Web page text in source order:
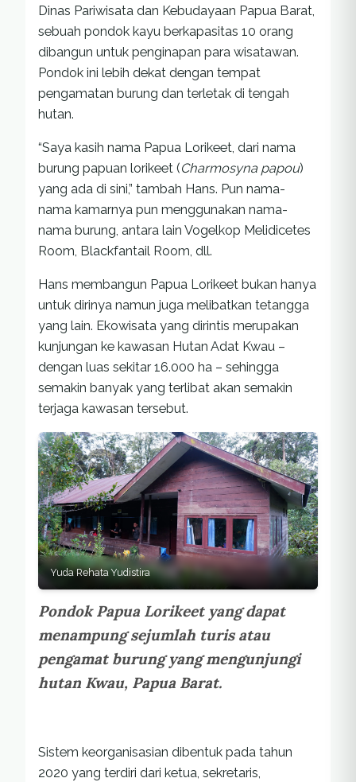
Dinas Pariwisata dan Kebudayaan Papua Barat,
sebuah pondok kayu berkapasitas 10 orang
dibangun untuk penginapan para wisatawan.
Pondok ini lebih dekat dengan tempat
pengamatan burung dan terletak di tengah
hutan.
“Saya kasih nama Papua Lorikeet, dari nama
burung papuan lorikeet (Charmosyna papou)
yang ada di sini,” tambah Hans. Pun nama-
nama kamarnya pun menggunakan nama-
nama burung, antara lain Vogelkop Melidicetes
Room, Blackfantail Room, dll.
Hans membangun Papua Lorikeet bukan hanya
untuk dirinya namun juga melibatkan tetangga
yang lain. Ekowisata yang dirintis merupakan
kunjungan ke kawasan Hutan Adat Kwau –
dengan luas sekitar 16.000 ha – sehingga
semakin banyak yang terlibat akan semakin
terjaga kawasan tersebut.
Yuda Rehata Yudistira
Pondok Papua Lorikeet yang dapat
menampung sejumlah turis atau
pengamat burung yang mengunjungi
hutan Kwau, Papua Barat.
Sistem keorganisasian dibentuk pada tahun
2020 yang terdiri dari ketua, sekretaris,